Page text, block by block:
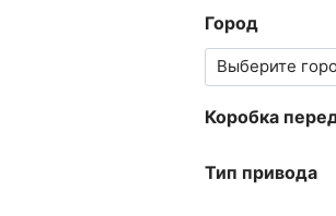
Город
Коробка
Тип привода